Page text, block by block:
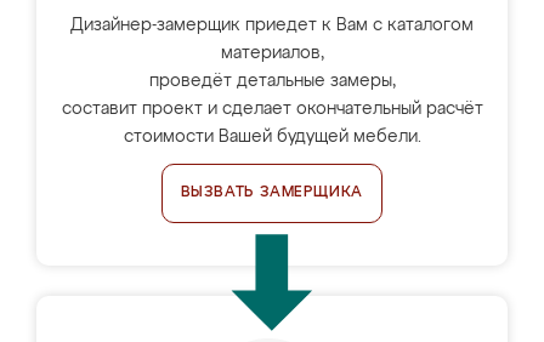
Дизайнер-замерщик приедет к Вам с каталогом
материалов,
проведёт детальные замеры,
составит проект и сделает окончательный расчёт
стоимости Вашей будущей мебели.
ВЫЗВАТЬ ЗАМЕРЩИКА